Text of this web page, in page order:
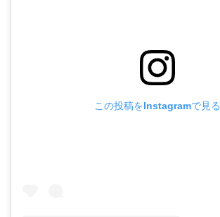
この投稿をInstagramで見る